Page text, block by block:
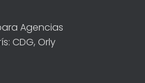
Agencias
CDG, Orly